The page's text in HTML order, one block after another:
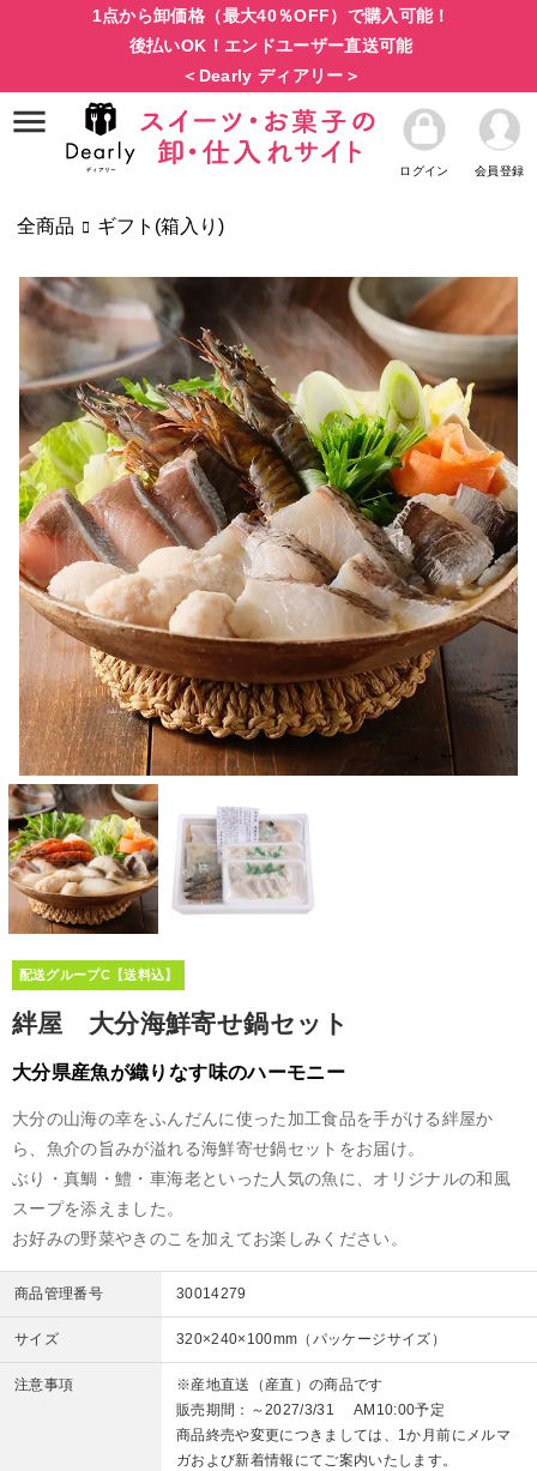
1点から卸価格（最大40％OFF）で購入可能！
後払いOK！エンドユーザー直送可能
＜Dearly ディアリー＞
ログイン 会員登録
全商品 ギフト(箱入り)
配送グループC【送料込】
絆屋 大分海鮮寄せ鍋セット
大分県産魚が織りなす味のハーモニー
大分の山海の幸をふんだんに使った加工食品を手がける絆屋か
ら、魚介の旨みが溢れる海鮮寄せ鍋セットをお届け。
ぶり・真鯛・鱧・車海老といった人気の魚に、オリジナルの和風
スープを添えました。
お好みの野菜やきのこを加えてお楽しみください。
商品管理番号 30014279
サイズ 320×240×100mm（パッケージサイズ）
注意事項
※産地直送（産直）の商品です
販売期間：～2027/3/31 AM10:00予定
商品終売や変更につきましては、1か月前にメルマ
ガおよび新着情報にてご案内いたします。